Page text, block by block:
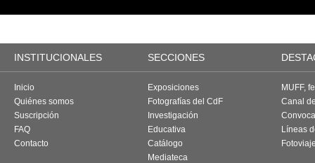
INSTITUCIONALES SECCIONES
Inicio
Quiénes somos
Suscripción
FAQ
Contacto
Exposiciones
Fotografías del CdF
Investigación
Educativa
Catálogo
Mediateca
MUFF,
Canal
Líneas